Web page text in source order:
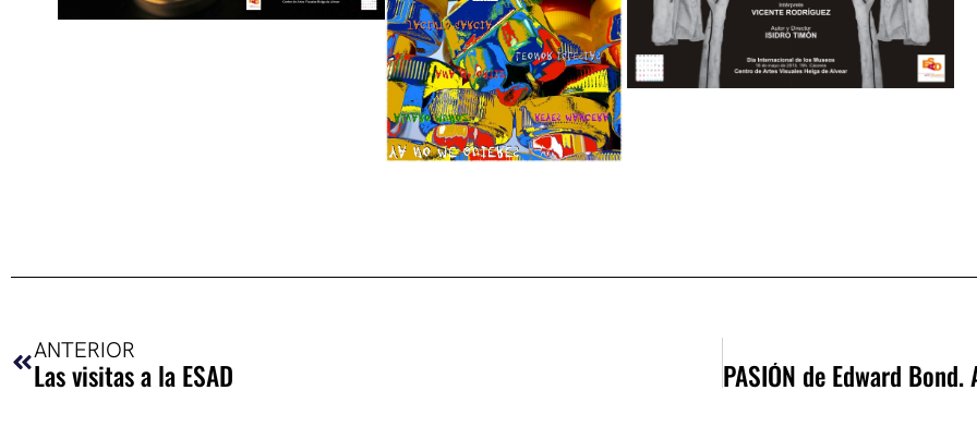
ANTERIOR
Las visitas a la ESAD